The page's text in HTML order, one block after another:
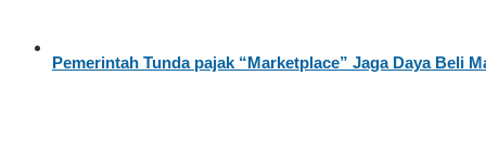
Pemerintah Tunda pajak “Marketplace” Jaga Daya Beli